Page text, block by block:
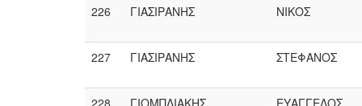
226 ΓΙΑΣΙΡΑΝΗΣ ΝΙΚΟΣ
227 ΓΙΑΣΙΡΑΝΗΣ ΣΤΕΦΑΝΟΣ